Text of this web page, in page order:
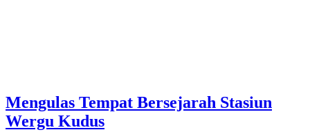
Mengulas Tempat Bersejarah Stasiun
Wergu Kudus